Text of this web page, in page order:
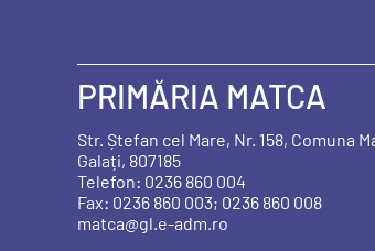
Str. Ștefan cel Mare, Nr. 158, Comuna
Galați, 807185
Telefon: 0236 860 004
Fax: 0236 860 003; 0236 860 008
matca@gl.e-adm.ro
PRIMĂRIA MATCA